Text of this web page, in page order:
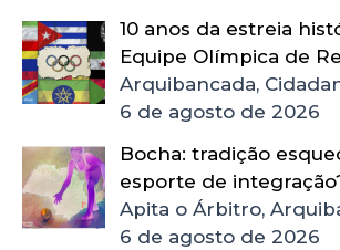
10 anos da estreia
Equipe Olímpica de
Arquibancada,
6 de agosto de 2026
Bocha: tradição
esporte de
Apita o Árbitro,
6 de agosto de 2026